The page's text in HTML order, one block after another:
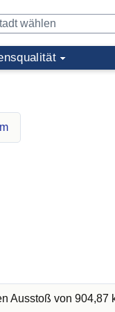
Ausstoß von 904,87